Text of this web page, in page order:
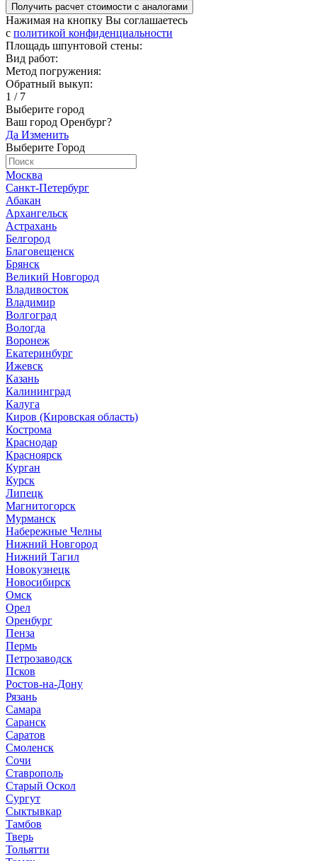
Получить расчет стоимости c аналогами
Нажимая на кнопку Вы соглашаетесь
c политикой конфиденциальности
Площадь шпунтовой стены:
Вид работ:
Метод погружения:
Обратный выкуп:
1 / 7
Выберите город
Ваш город Оренбург?
Да Изменить
Выберите Город
Москва
Санкт-Петербург
Абакан
Архангельск
Астрахань
Белгород
Благовещенск
Брянск
Великий Новгород
Владивосток
Владимир
Волгоград
Вологда
Воронеж
Екатеринбург
Ижевск
Казань
Калининград
Калуга
Киров (Кировская область)
Кострома
Краснодар
Красноярск
Курган
Курск
Липецк
Магнитогорск
Мурманск
Набережные Челны
Нижний Новгород
Нижний Тагил
Новокузнецк
Новосибирск
Омск
Орел
Оренбург
Пенза
Пермь
Петрозаводск
Псков
Ростов-на-Дону
Рязань
Самара
Саранск
Саратов
Смоленск
Сочи
Ставрополь
Старый Оскол
Сургут
Сыктывкар
Тамбов
Тверь
Тольятти